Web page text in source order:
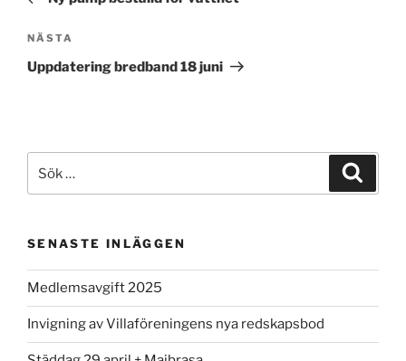
Nästa
inlägg
NÄSTA
Uppdatering bredband 18 juni
efter:
SENASTE INLÄGGEN
Medlemsavgift 2025
Invigning av Villaföreningens nya redskapsbod